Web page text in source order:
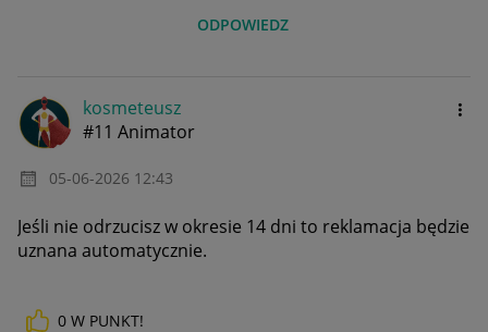
ODPOWIEDZ
kosmeteusz
#11 Animator
‎05-06-2026 12:43
Jeśli nie odrzucisz w okresie 14 dni to reklamacja będzie
uznana automatycznie.
0 W PUNKT!